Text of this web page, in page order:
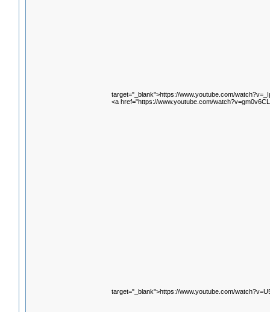
target="_blank">https://www.youtube.com/
<a href="https://www.youtube.com/
target="_blank">https://www.youtube.com/